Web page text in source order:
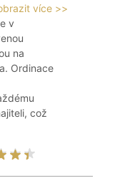
více >>
v
na
Ordinace
což